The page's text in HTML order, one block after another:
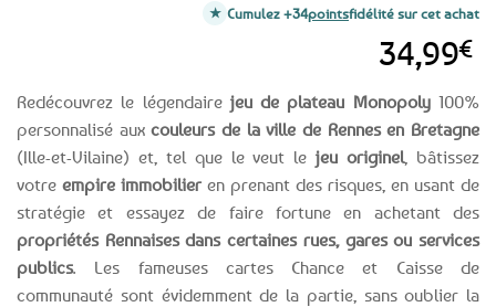
Redécouvrez le légendaire jeu de plateau Monopoly100%
personnalisé auxcouleurs de la ville de Rennes en Bretagne
(Ille-et-Vilaine) et, tel que le veut lejeu originel, bâtissez
votre empire immobilier en prenant des risques, en usant de
stratégie et essayez de faire fortune en achetant des
propriétés Rennaises dans certaines rues, gares ou services
publics. Les fameuses cartes Chance et Caisse de
communauté sont évidemment de la partie, sans oublier la
34,99€
Cumulez +34pointsfidélité sur cet achat